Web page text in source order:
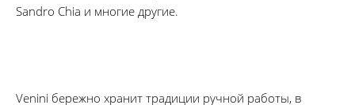
Sandro Chia и многие другие.
Venini бережно хранит традиции ручной работы, в